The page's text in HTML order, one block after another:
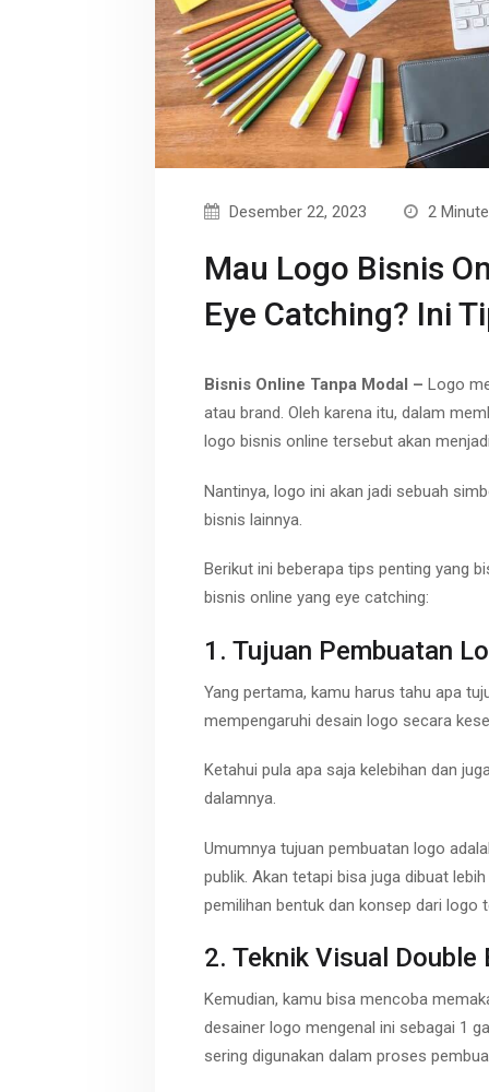
Desember 22, 2023 2
Mau Logo Bisnis
Eye Catching? Ini
Bisnis Online Tanpa Modal – Logo
atau brand. Oleh karena itu, dalam
logo bisnis online tersebut akan
Nantinya, logo ini akan jadi sebuah
bisnis lainnya.
Berikut ini beberapa tips penting yang
bisnis online yang eye catching:
1. Tujuan Pembuatan
Yang pertama, kamu harus tahu apa
mempengaruhi desain logo secara
Ketahui pula apa saja kelebihan dan
dalamnya.
Umumnya tujuan pembuatan logo
publik. Akan tetapi bisa juga dibuat
pemilihan bentuk dan konsep dari logo
2. Teknik Visual Double
Kemudian, kamu bisa mencoba
desainer logo mengenal ini sebagai 1
sering digunakan dalam proses